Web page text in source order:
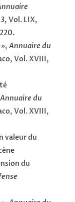
, Vol. LIX,
Annuaire du
Vol. XVIII,
Annuaire du
Vol. XVIII,
valeur du
du